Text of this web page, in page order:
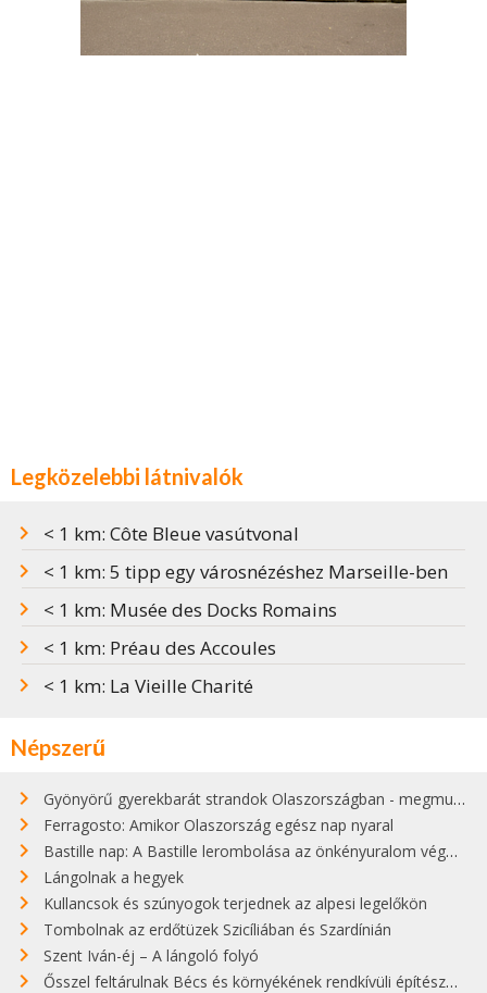
Legközelebbi látnivalók
< 1 km: Côte Bleue vasútvonal
< 1 km: 5 tipp egy városnézéshez Marseille-ben
< 1 km: Musée des Docks Romains
< 1 km: Préau des Accoules
< 1 km: La Vieille Charité
Népszerű
Gyönyörű gyerekbarát strandok Olaszországban - megmutatjuk a 15 legjobbat
Ferragosto: Amikor Olaszország egész nap nyaral
Bastille nap: A Bastille lerombolása az önkényuralom végét jelentette
Lángolnak a hegyek
Kullancsok és szúnyogok terjednek az alpesi legelőkön
Tombolnak az erdőtüzek Szicíliában és Szardínián
Szent Iván-éj – A lángoló folyó
Ősszel feltárulnak Bécs és környékének rendkívüli építészeti kincsei